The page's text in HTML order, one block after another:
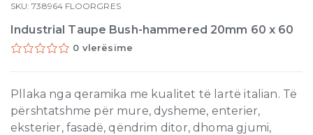
SKU:738964 FLOORGRES
Industrial Taupe Bush-hammered 20mm 60 x 60
0 vlerësime
Pllaka nga qeramika me kualitet të lartë italian. Të
përshtatshme për mure, dysheme, enterier,
eksterier, fasadë, qëndrim ditor, dhoma gjumi,